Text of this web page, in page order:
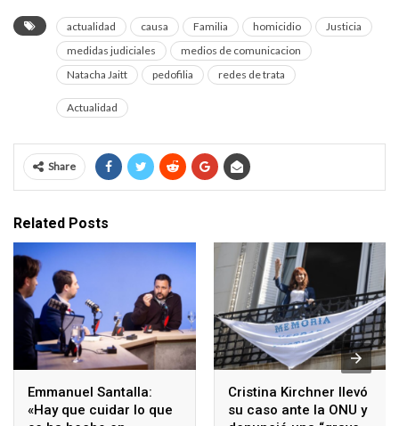
actualidad causa Familia homicidio
Justicia
medidas judiciales
medios de comunicacion
Natacha Jaitt
pedofilia redes de trata
Actualidad
Share
Related Posts
Emmanuel Santalla:
«Hay que cuidar lo que
Cristina Kirchner llevó
su caso ante la ONU y